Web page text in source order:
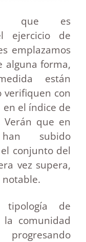
que es
ejercicio de
emplazamos
alguna forma,
están
verifiquen con
el índice de
Verán que en
subido
conjunto del
vez supera,
tipología de
la comunidad